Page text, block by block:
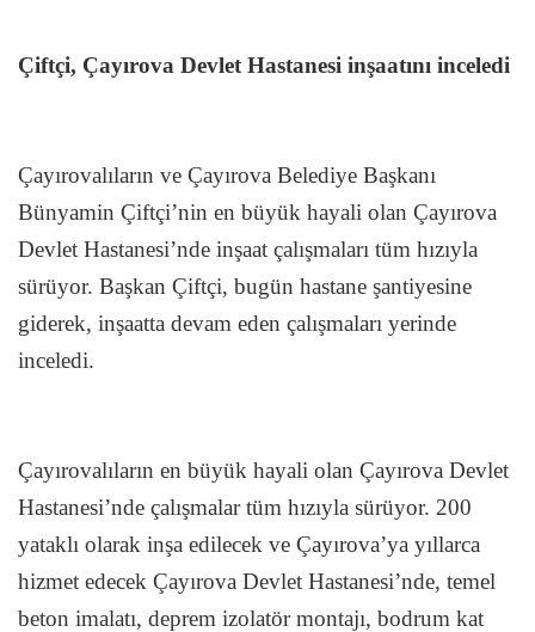
Çiftçi, Çayırova Devlet Hastanesi inşaatını inceledi
Çayırovalıların ve Çayırova Belediye Başkanı
Bünyamin Çiftçi’nin en büyük hayali olan Çayırova
Devlet Hastanesi’nde inşaat çalışmaları tüm hızıyla
sürüyor. Başkan Çiftçi, bugün hastane şantiyesine
giderek, inşaatta devam eden çalışmaları yerinde
inceledi.
Çayırovalıların en büyük hayali olan Çayırova Devlet
Hastanesi’nde çalışmalar tüm hızıyla sürüyor. 200
yataklı olarak inşa edilecek ve Çayırova’ya yıllarca
hizmet edecek Çayırova Devlet Hastanesi’nde, temel
beton imalatı, deprem izolatör montajı, bodrum kat